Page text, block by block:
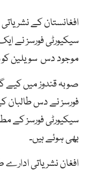
افغانستان کے
سیکیورٹی فورسز نے
موجود دس سویلین کو
صوبہ قندوز میں کیے
فورسز نے دس طالبان
بھی ہوئے ہیں۔
افغان نشریاتی ادارے